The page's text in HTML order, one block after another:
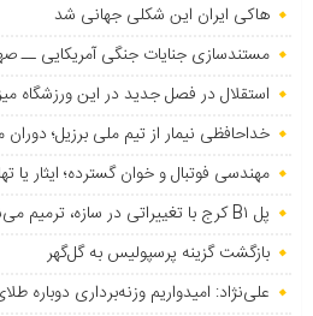
هاکی ایران این شکلی جهانی شد
مستندسازی جنایات جنگی آمریکایی ــ
استقلال در فصل جدید در این ورزشگاه
خداحافظی نیمار از تیم ملی برزیل؛
مهندسی فوتبال و خوان گسترده؛ ایثار یا
پل B۱ کرج با تغییراتی در سازه، ترمیم می‌شود
بازگشت گزینه پرسپولیس به ‌گل‌گهر
علی‌نژاد: امیدواریم وزنه‌برداری دوباره